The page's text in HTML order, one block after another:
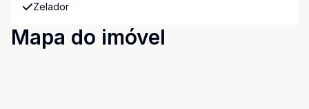
Zelador
Mapa do imóvel